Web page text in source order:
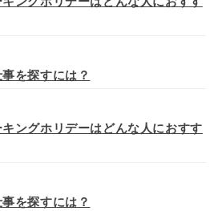
を探すには？
ングホリデーはどんな人におすす
を探すには？